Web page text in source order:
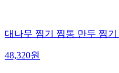
대나무 찜기 찜통 만두 찜
48,320원